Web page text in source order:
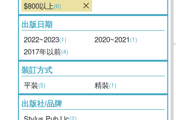
$800以上(6)
出版日期
2022~2023(1) 2020~2021(1)
2017年以前(4)
裝訂方式
平裝(5) 精裝(1)
出版社/品牌
(2)